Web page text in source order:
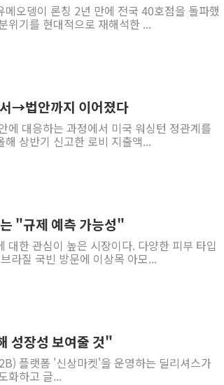
오뎅이 론칭 2년 만에 전국 40호점을 돌파했
위기를 현대적으로 재해석한 ...
→법안까지 이어졌다
대응하는 과정에서 미국 워싱턴 정관계를
상반기 신고한 로비 지출액...
"규제 예측 가능성"
한 관심이 높은 시장이다. 다양한 피부 타입
라질 국빈 방문에 이상목 아모...
성장성 보여줄 것"
플랫폼 '신상마켓'을 운영하는 딜리셔스가
화하고 글...